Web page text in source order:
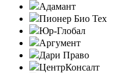
Адамант
Пионер Био Тех
Юр-Глобал
Аргумент
Дари Право
ЦентрКонсалт